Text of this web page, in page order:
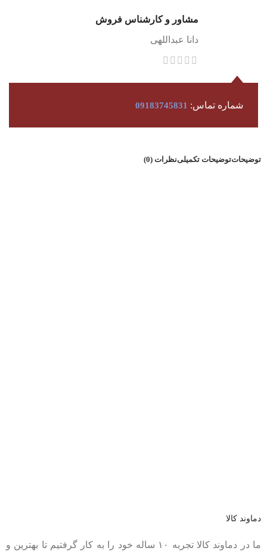
مشاور و کارشناس فروش
دانا عبداللهی
شماره تماس: 09183745831
توضیحاتتوضیحات تکمیلینظرات (0)
دماوند کالا
ما در دماوند کالا تجربه ۱۰ ساله خود را به کار گرفتیم تا بهترین و